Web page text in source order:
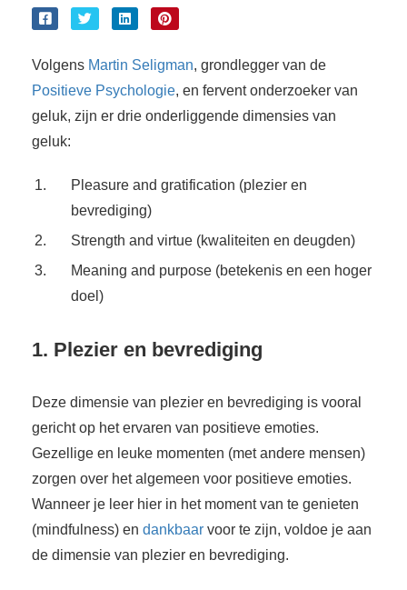
Volgens Martin Seligman, grondlegger van de
Positieve Psychologie, en fervent onderzoeker van
geluk, zijn er drie onderliggende dimensies van
geluk:
Pleasure and gratification (plezier en
bevrediging)
Strength and virtue (kwaliteiten en deugden)
Meaning and purpose (betekenis en een hoger
doel)
1. Plezier en bevrediging
Deze dimensie van plezier en bevrediging is vooral
gericht op het ervaren van positieve emoties.
Gezellige en leuke momenten (met andere mensen)
zorgen over het algemeen voor positieve emoties.
Wanneer je leer hier in het moment van te genieten
(mindfulness) en dankbaar voor te zijn, voldoe je aan
de dimensie van plezier en bevrediging.